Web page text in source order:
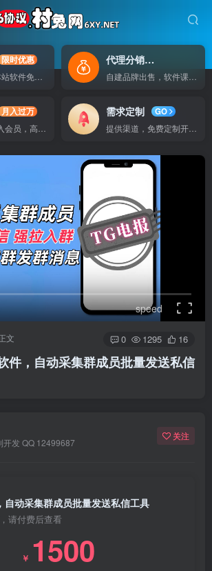
限时优惠
代理分销自己做老板
月入过万
需求定制
GO
speed
文 0 1295 16
件，自动采集群成员批量发送私信
开发 QQ 12499687
关注
动采集群成员批量发送私信工具
请付费后查看
￥ 1500